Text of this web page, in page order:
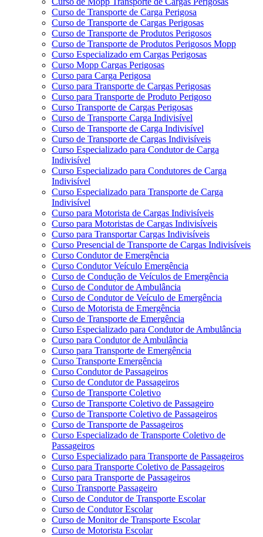
Curso de Transporte de Carga Perigosa
Curso de Transporte de Cargas Perigosas
Curso de Transporte de Produtos Perigosos
Curso de Transporte de Produtos Perigosos Mopp
Curso Especializado em Cargas Perigosas
Curso Mopp Cargas Perigosas
Curso para Carga Perigosa
Curso para Transporte de Cargas Perigosas
Curso para Transporte de Produto Perigoso
Curso Transporte de Cargas Perigosas
Curso de Transporte Carga Indivisível
Curso de Transporte de Carga Indivisível
Curso de Transporte de Cargas Indivisíveis
Curso Especializado para Condutor de Carga
Indivisível
Curso Especializado para Condutores de Carga
Indivisível
Curso Especializado para Transporte de Carga
Indivisível
Curso para Motorista de Cargas Indivisíveis
Curso para Motoristas de Cargas Indivisíveis
Curso para Transportar Cargas Indivisíveis
Curso Presencial de Transporte de Cargas Indivisíveis
Curso Condutor de Emergência
Curso Condutor Veículo Emergência
Curso de Condução de Veículos de Emergência
Curso de Condutor de Ambulância
Curso de Condutor de Veículo de Emergência
Curso de Motorista de Emergência
Curso de Transporte de Emergência
Curso Especializado para Condutor de Ambulância
Curso para Condutor de Ambulância
Curso para Transporte de Emergência
Curso Transporte Emergência
Curso Condutor de Passageiros
Curso de Condutor de Passageiros
Curso de Transporte Coletivo
Curso de Transporte Coletivo de Passageiro
Curso de Transporte Coletivo de Passageiros
Curso de Transporte de Passageiros
Curso Especializado de Transporte Coletivo de
Passageiros
Curso Especializado para Transporte de Passageiros
Curso para Transporte Coletivo de Passageiros
Curso para Transporte de Passageiros
Curso Transporte Passageiro
Curso de Condutor de Transporte Escolar
Curso de Condutor Escolar
Curso de Monitor de Transporte Escolar
Curso de Motorista Escolar